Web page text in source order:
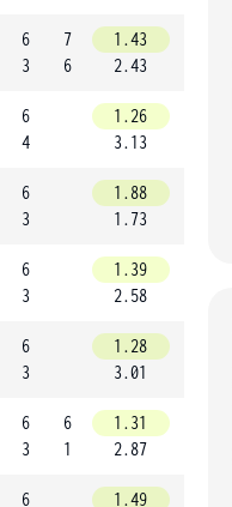
6
3
7
6
1.43
2.43
6
4
1.26
3.13
6
3
1.88
1.73
6
3
1.39
2.58
6
3
1.28
3.01
6
3
6
1
1.31
2.87
6 1.49